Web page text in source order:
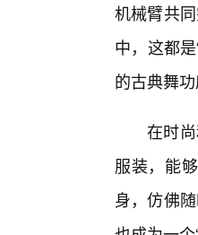
机械臂共
中，这都
的古典舞
在时
服装，能
身，仿佛